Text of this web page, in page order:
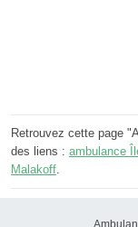
Retrouvez cette page
des liens : ambulance
Malakoff